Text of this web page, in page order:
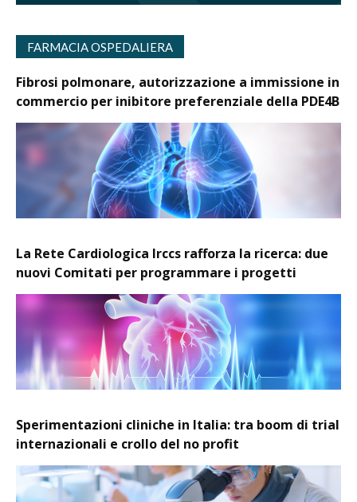
FARMACIA OSPEDALIERA
Fibrosi polmonare, autorizzazione a immissione in
commercio per inibitore preferenziale della PDE4B
La Rete Cardiologica Irccs rafforza la ricerca: due
nuovi Comitati per programmare i progetti
Sperimentazioni cliniche in Italia: tra boom di trial
internazionali e crollo del no profit